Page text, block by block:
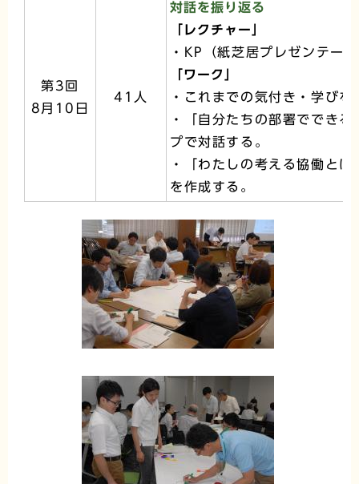
第3回
8月10日
41人
対話を振り返る
「レクチャー」
・KP（紙芝居プレゼンテー
「ワーク」
・これまでの気付き・学び
・「自分たちの部署ででき
プで対話する。
・「わたしの考える協働と
を作成する。